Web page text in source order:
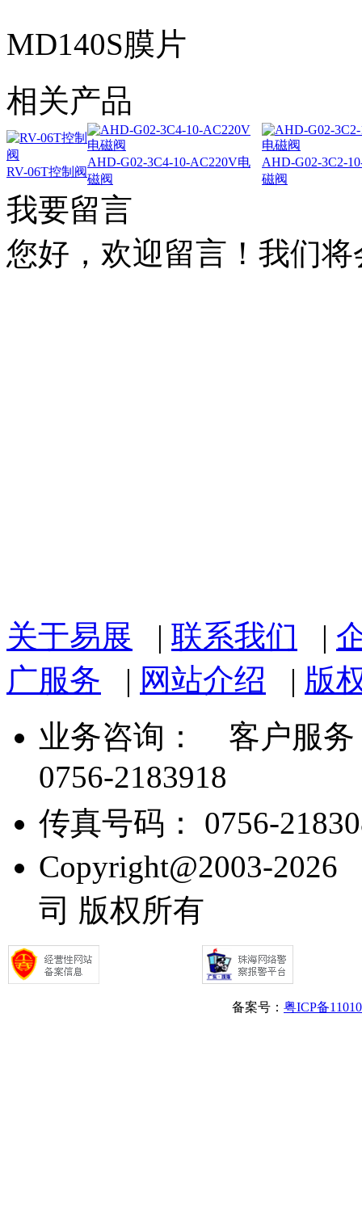
MD140S膜片
相关产品
RV-06T控制阀
AHD-G02-3C4-10-AC220V电
磁阀
AHD-G02-3C2-
磁阀
我要留言
您好，欢迎留言！我们
关于易展 | 联系我们 |
广服务 | 网站介绍 | 版
业务咨询：
客户服务
0756-2183918
传真号码： 0756-
Copyright@2003-
司 版权所有
备案号： 粤ICP备